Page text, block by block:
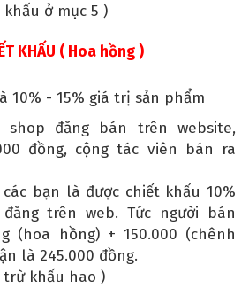
ở mục 5 )
KHẤU ( Hoa hồng )
10% - 15% giá trị sản phẩm
đăng bán trên website,
đồng, cộng tác viên bán ra
bạn là được chiết khấu 10%
trên web. Tức người bán
(hoa hồng) + 150.000 (chênh
là 245.000 đồng.
khấu hao )